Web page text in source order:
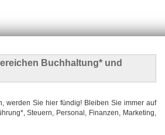
Buchhaltung* und
werden Sie hier fündig! Bleiben Sie immer auf
Steuern, Personal, Finanzen, Marketing,